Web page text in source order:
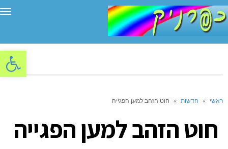
פתח
ראשי » חדשות » חוט הזהב למען הפגייה
חוט הזהב למען הפגייה